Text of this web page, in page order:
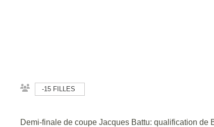
-15 FILLES
Demi-finale de coupe Jacques Battu: qualification de